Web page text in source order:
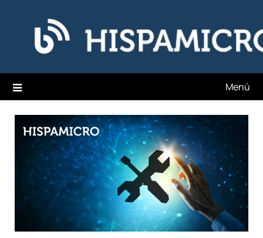
contenido
Hispamicro Blog
Menú